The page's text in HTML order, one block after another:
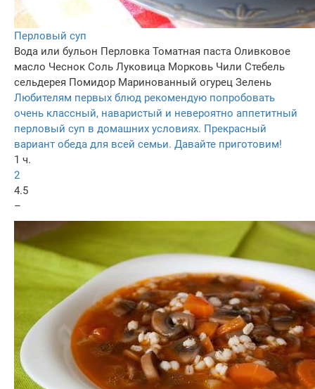
Перловый суп
Вода или бульон Перловка Томатная паста Оливковое
масло Чеснок Соль Луковица Морковь Чили Стебель
сельдерея Помидор Маринованный огурец Зелень
Любителям первых блюд рекомендую попробовать
очень классный, наваристый и невероятно аппетитный
перловый суп в домашних условиях. Прекрасный
вариант обеда для всей семьи. Давайте приготовим!
1 ч.
2
4.5
–